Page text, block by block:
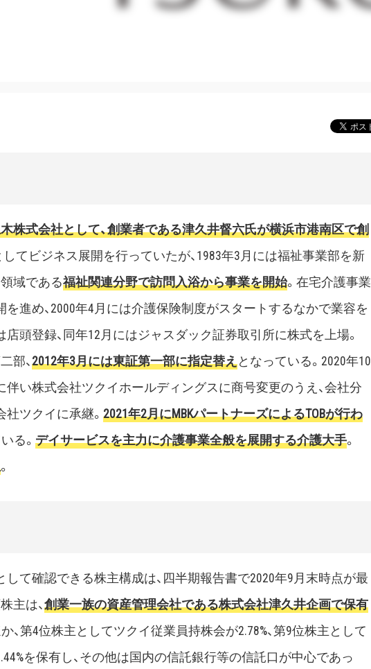
株式会社として、創業者である津久井督六氏が横浜市港南区で創
てビジネス展開を行っていたが、1983年3月には福祉事業部を新
域である福祉関連分野で訪問入浴から事業を開始。在宅介護事業
進め、2000年4月には介護保険制度がスタートするなかで業容を
店頭登録、同年12月にはジャスダック証券取引所に株式を上場。
部、2012年3月には東証第一部に指定替えとなっている。2020年10
伴い株式会社ツクイホールディングスに商号変更のうえ、会社分
ツクイに承継。 2021年2月にMBKパートナーズによるTOBが行わ
る。 デイサービスを主力に介護事業全般を展開する介護大手。
。
て確認できる株主構成は、四半期報告書で2020年9月末時点が最
主は、創業一族の資産管理会社である株式会社津久井企画で保有
、第4位株主としてツクイ従業員持株会が2.78%、第9位株主として
を保有し、その他は国内の信託銀行等の信託口が中心であっ